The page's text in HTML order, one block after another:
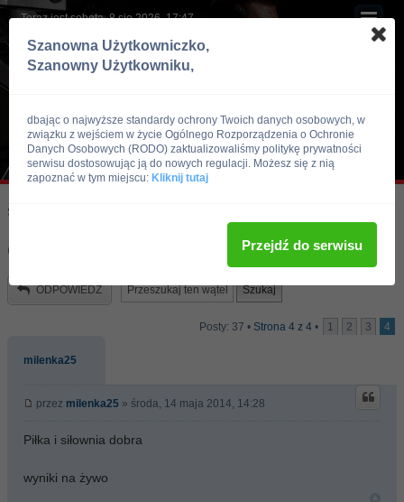
Teraz jest sobota, 8 sie 2026, 17:47
Skocz do:
CELLULIT
ODPOWIEDZ
Posty: 37 • Strona 4 z 4 • 1 2 3 4
milenka25
przez milenka25 » środa, 14 maja 2014, 14:28
Piłka i siłownia dobra
wyniki na żywo
Szanowna Użytkowniczko,
Szanowny Użytkowniku,
dbając o najwyższe standardy ochrony Twoich danych osobowych, w
związku z wejściem w życie Ogólnego Rozporządzenia o Ochronie
Danych Osobowych (RODO) zaktualizowaliśmy politykę prywatności
serwisu dostosowując ją do nowych regulacji. Możesz się z nią
zapoznać w tym miejscu: Kliknij tutaj
Przejdź do serwisu